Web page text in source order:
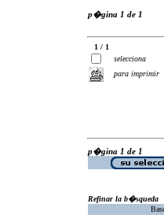
p�gina 1 de 1
1 / 1
selecciona
para imprimir
p�gina 1 de 1
Refinar la b�squeda